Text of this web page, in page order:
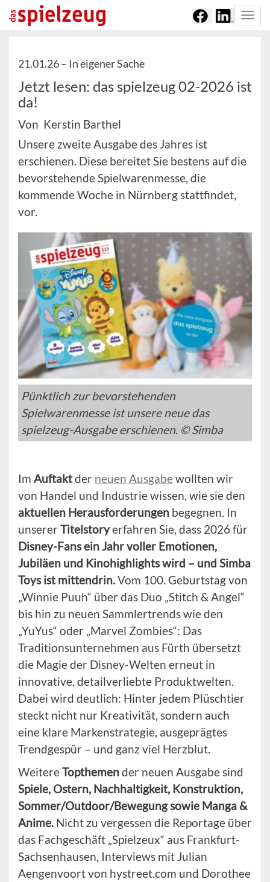
21.01.26 – In eigener Sache
Jetzt lesen: das spielzeug 02-2026 ist
da!
Von Kerstin Barthel
Unsere zweite Ausgabe des Jahres ist
erschienen. Diese bereitet Sie bestens auf die
bevorstehende Spielwarenmesse, die
kommende Woche in Nürnberg stattfindet,
vor.
Pünktlich zur bevorstehenden
Spielwarenmesse ist unsere neue das
spielzeug-Ausgabe erschienen. © Simba
Im Auftaktder neuen Ausgabewollten wir
von Handel und Industrie wissen, wie sie den
aktuellen Herausforderungen begegnen. In
unsererTitelstoryerfahren Sie, dass 2026 für
Disney-Fans ein Jahr voller Emotionen,
Jubiläen und Kinohighlights wird – und Simba
Toys ist mittendrin.Vom 100. Geburtstag von
„Winnie Puuh“ über das Duo „Stitch & Angel“
bis hin zu neuen Sammlertrends wie den
„YuYus“ oder „Marvel Zombies“: Das
Traditionsunternehmen aus Fürth übersetzt
die Magie der Disney-Welten erneut in
innovative, detailverliebte Produktwelten.
Dabei wird deutlich: Hinter jedem Plüschtier
steckt nicht nur Kreativität, sondern auch
eine klare Markenstrategie, ausgeprägtes
Trendgespür – und ganz viel Herzblut.
WeitereTopthemender neuen Ausgabe sind
Spiele, Ostern, Nachhaltigkeit, Konstruktion,
Sommer/Outdoor/Bewegung sowie Manga &
Anime. Nicht zu vergessen die Reportage über
das Fachgeschäft „Spielzeux“ aus Frankfurt-
Sachsenhausen, Interviews mit Julian
Aengenvoort von hystreet.com und Dorothee